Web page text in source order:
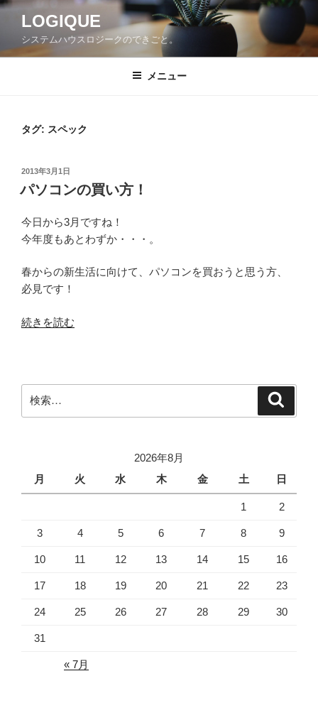
コ
ン
LOGIQUE
システムハウスロジークのできごと。
メニュー
タグ: スペック
投
日:
2013年3月1日
パソコンの買い方！
今日から3月ですね！
今年度もあとわずか・・・。
春からの新生活に向けて、パソコンを買おうと思う方、
必見です！
“パ
の
買
続きを読む
索:
2026年8月
月
火 水 木 金 土 日
1 2
3 4 5 6 7 8 9
10 11 12 13 14 15 16
17 18 19 20 21 22 23
24 25 26 27 28 29 30
31
« 7月